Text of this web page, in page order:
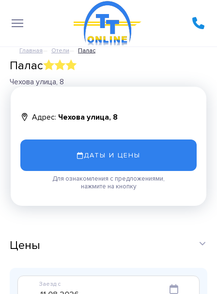
Главная Отели Палас
Палас
Чехова улица, 8
Адрес: Чехова улица, 8
ДАТЫ И ЦЕНЫ
Для ознакомления с предложениями,
нажмите на кнопку
Цены
Заезд с